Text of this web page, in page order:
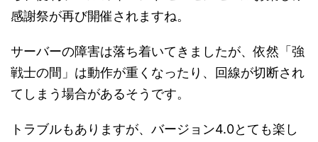
感謝祭が再び開催されますね。
サーバーの障害は落ち着いてきましたが、依然「強
戦士の間」は動作が重くなったり、回線が切断され
てしまう場合があるそうです。
トラブルもありますが、バージョン4.0とても楽し